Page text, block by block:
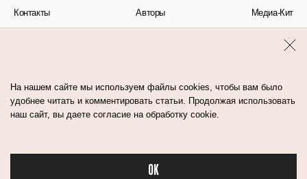
Контакты Авторы Медиа-Кит
На нашем сайте мы используем файлы cookies, чтобы вам было
удобнее читать и комментировать статьи. Продолжая использовать
наш сайт, вы даете согласие на обработку cookie.
OK